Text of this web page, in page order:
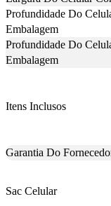
Profundidade Do
Embalagem
Profundidade Do
Embalagem
Itens Inclusos
Garantia Do
Sac Celular